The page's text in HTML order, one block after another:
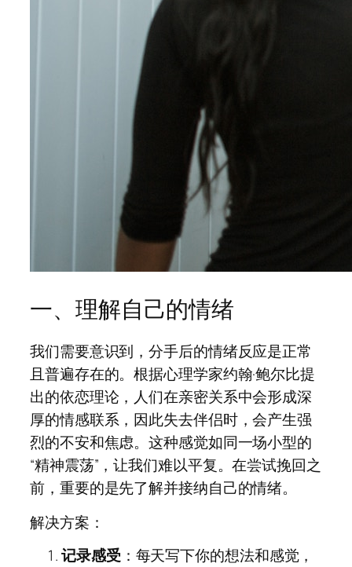
一、理解自己的情绪
我们需要意识到，分手后的情绪反应是正常
且普遍存在的。根据心理学家约翰·鲍尔比提
出的依恋理论，人们在亲密关系中会形成深
厚的情感联系，因此失去伴侣时，会产生强
烈的不安和焦虑。这种感觉如同一场小型的
“精神震荡”，让我们难以平复。在尝试挽回之
前，重要的是先了解并接纳自己的情绪。
解决方案：
记录感受：每天写下你的想法和感觉，